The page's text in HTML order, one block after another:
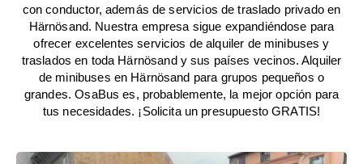
con conductor, además de servicios de traslado privado en
Härnösand. Nuestra empresa sigue expandiéndose para
ofrecer excelentes servicios de alquiler de minibuses y
traslados en toda Härnösand y sus países vecinos. Alquiler
de minibuses en Härnösand para grupos pequeños o
grandes. OsaBus es, probablemente, la mejor opción para
tus necesidades. ¡Solicita un presupuesto GRATIS!